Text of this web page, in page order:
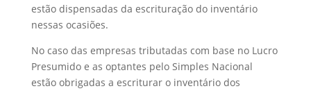
estão dispensadas da escrituração do inventário
nessas ocasiões.
No caso das empresas tributadas com base no Lucro
Presumido e as optantes pelo Simples Nacional
estão obrigadas a escriturar o inventário dos